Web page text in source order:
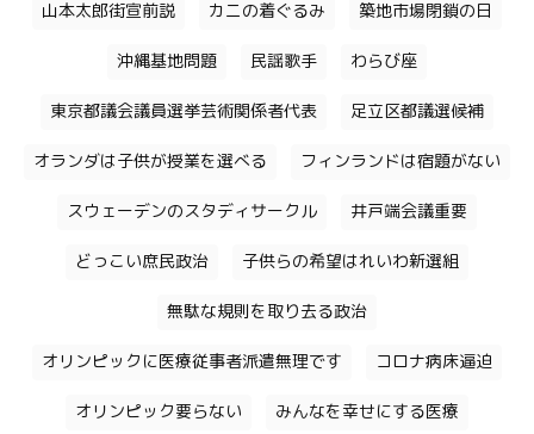
山本太郎街宣前説 カニの着ぐるみ 築地市場閉鎖の日
沖縄基地問題 民謡歌手 わらび座
東京都議会議員選挙芸術関係者代表 足立区都議選候補
オランダは子供が授業を選べる フィンランドは宿題がない
スウェーデンのスタディサークル 井戸端会議重要
どっこい庶民政治 子供らの希望はれいわ新選組
無駄な規則を取り去る政治
オリンピックに医療従事者派遣無理です コロナ病床逼迫
オリンピック要らない みんなを幸せにする医療